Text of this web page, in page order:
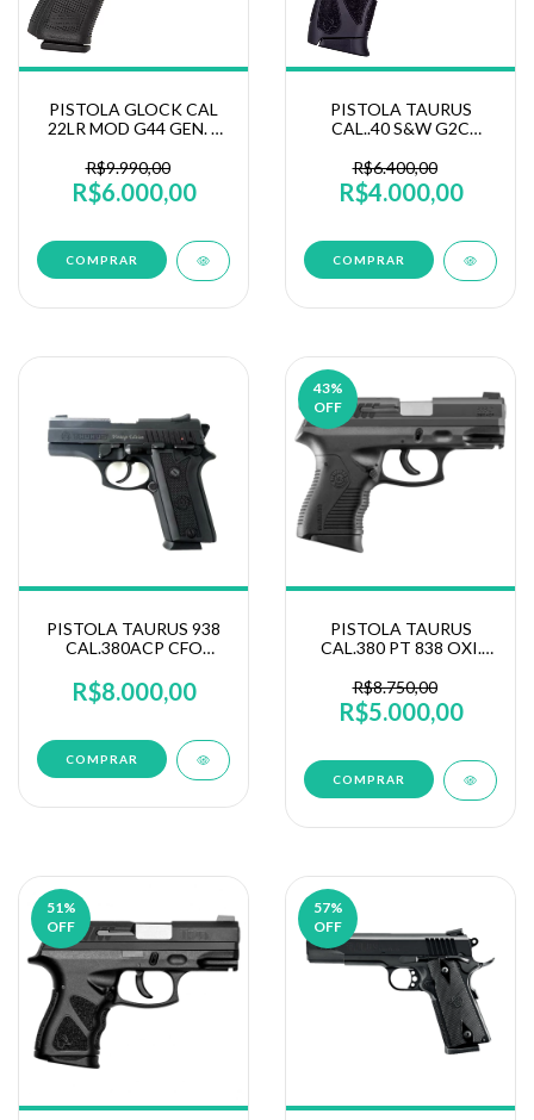
PISTOLA GLOCK CAL
22LR MOD G44 GEN. 5
R$9.990,00
R$6.000,00
PISTOLA TAURUS
CAL..40 S&W G2C
R$6.400,00
R$4.000,00
PISTOLA TAURUS 938
CAL.380ACP CFO
(75008511)
R$8.000,00
43%
OFF
PISTOLA TAURUS
CAL.380 PT 838 OXI.
R$8.750,00
R$5.000,00
51 %
OFF
57%
OFF